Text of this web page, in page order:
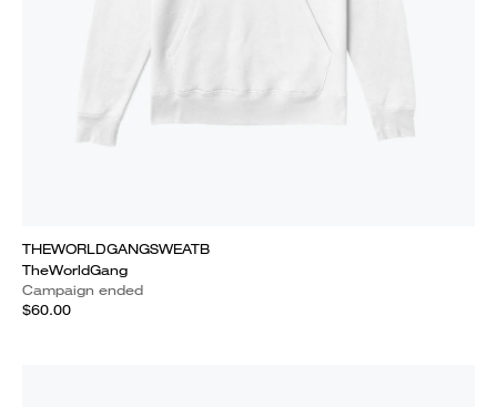
THEWORLDGANGSWEATB
TheWorldGang
Campaign ended
$60.00